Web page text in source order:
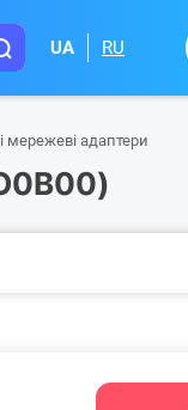
UA RU
мережеві адаптери